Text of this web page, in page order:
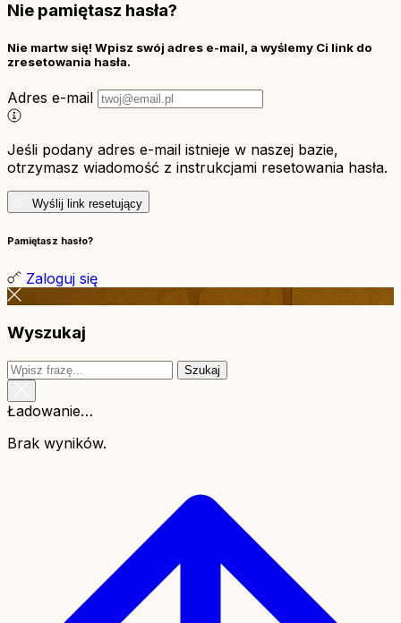
Nie pamiętasz hasła?
Nie martw się! Wpisz swój adres e-mail, a wyślemy Ci link do
zresetowania hasła.
Adres e-mail
Jeśli podany adres e-mail istnieje w naszej bazie,
otrzymasz wiadomość z instrukcjami resetowania hasła.
Wyślij link resetujący
Pamiętasz hasło?
Zaloguj się
Wyszukaj
Szukaj
Ładowanie…
Brak wyników.